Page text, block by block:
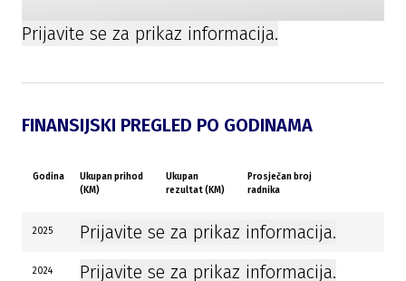
Prijavite se za prikaz informacija.
FINANSIJSKI PREGLED PO GODINAMA
Godina
Ukupan prihod
(KM)
Ukupan
rezultat (KM)
Prosječan broj
radnika
2025 Prijavite se za prikaz informacija.
2024 Prijavite se za prikaz informacija.